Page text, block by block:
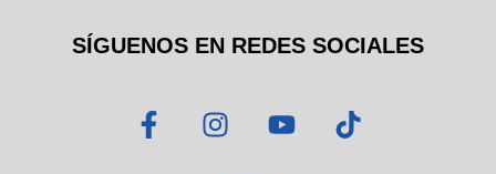
SÍGUENOS EN REDES SOCIALES
F
a
I
n
Y
o
T
i